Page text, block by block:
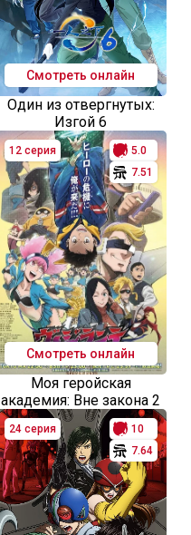
Смотреть онлайн
Один из отвергнутых:
Изгой 6
12 серия
5.0
7.51
Смотреть онлайн
Моя геройская
академия: Вне закона 2
24 серия
10
7.64